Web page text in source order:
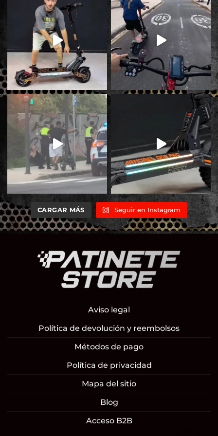
CARGAR MÁS Seguir en Instagram
Aviso legal
Política de devolución y reembolsos
Métodos de pago
Política de privacidad
Mapa del sitio
Blog
Acceso B2B